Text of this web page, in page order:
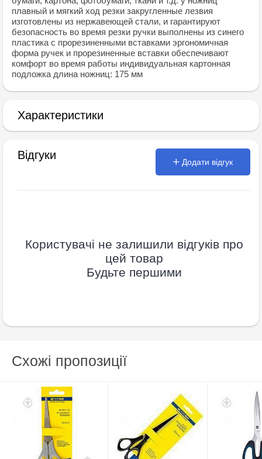
плавный и мягкий ход резки закругленные лезвия
изготовлены из нержавеющей стали, и гарантируют
безопасность во время резки ручки выполнены из синего
пластика с прорезиненными вставками эргономичная
форма ручек и прорезиненные вставки обеспечивают
комфорт во время работы индивидуальная картонная
подложка длина ножниц: 175 мм
Характеристики
Відгуки
Додати відгук
Користувачі не залишили відгуків про
цей товар
Будьте першими
Схожі пропозиції